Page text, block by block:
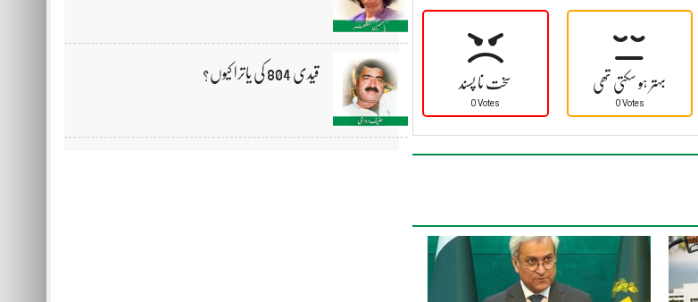
قیدی 804 کی یاترا کیوں؟
سخت نا پسند
0 Votes
بہتر ہو سکتی تھی
0 Votes